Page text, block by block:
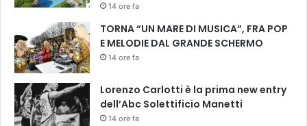
14 ore fa
TORNA “UN MARE DI MUSICA”, FRA POP
E MELODIE DAL GRANDE SCHERMO
14 ore fa
Lorenzo Carlotti è la prima new entry
dell’Abc Solettificio Manetti
14 ore fa